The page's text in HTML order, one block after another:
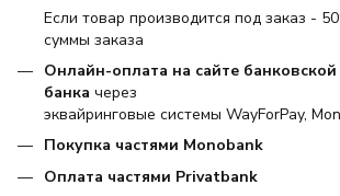
Если товар производится под заказ -
суммы заказа
Онлайн-оплата на сайте
банка через
эквайринговые системы WayForPay,
Покупка частями Monobank
Оплата частями Privatbank